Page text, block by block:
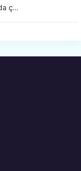
ç...